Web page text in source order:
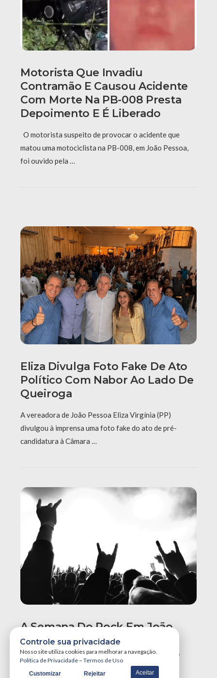
Motorista Que Invadiu
Contramão E Causou Acidente
Com Morte Na PB-008 Presta
Depoimento E É Liberado
O motorista suspeito de provocar o acidente que
matou uma motociclista na PB-008, em João Pessoa,
foi ouvido pela …
Eliza Divulga Foto Fake De Ato
Político Com Nabor Ao Lado De
Queiroga
A vereadora de João Pessoa Eliza Virgínia (PP)
divulgou à imprensa uma foto fake do ato de pré-
candidatura à Câmara …
A Semana Do Rock Em João
Pessoa Promete Um Dos
Maiores Finais De Semana Do
Ano!
Controle sua privacidade
Nosso site utiliza cookies para melhorar a navegação.
Política de Privacidade – Termos de Uso
Customizar Rejeitar Aceitar